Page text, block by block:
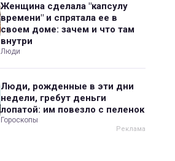
Женщина сделала "капсулу
времени" и спрятала ее в
своем доме: зачем и что там
внутри
Люди
Люди, рожденные в эти дни
недели, гребут деньги
лопатой: им повезло с пеленок
Гороскопы